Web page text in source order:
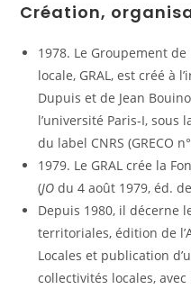
Création,
1978. Le Groupement
locale, GRAL, est créé à
Dupuis et de Jean
l’université Paris-I, sous
du label CNRS (GRECO
1979. Le GRAL crée la
(JO du 4 août 1979, éd.
Depuis 1980, il décerne
territoriales, édition de
Locales et publication
collectivités locales,